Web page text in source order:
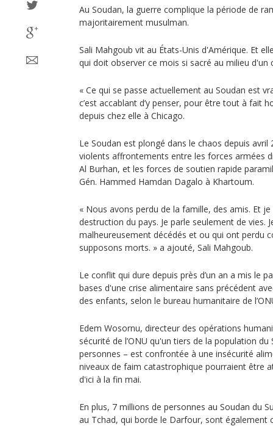
Au Soudan, la guerre complique la période de
majoritairement musulman.
Sali Mahgoub vit au États-Unis d'Amérique. Et
qui doit observer ce mois si sacré au milieu d'un
« Ce qui se passe actuellement au Soudan est
c’est accablant d’y penser, pour être tout à fait
depuis chez elle à Chicago.
Le Soudan est plongé dans le chaos depuis avril
violents affrontements entre les forces armées
Al Burhan, et les forces de soutien rapide
Gén. Hammed Hamdan Dagalo à Khartoum.
« Nous avons perdu de la famille, des amis. Et
destruction du pays. Je parle seulement de vies.
malheureusement décédés et ou qui ont perdu
supposons morts. » a ajouté, Sali Mahgoub.
Le conflit qui dure depuis près d’un an a mis le
bases d'une crise alimentaire sans précédent
des enfants, selon le bureau humanitaire de
Edem Wosornu, directeur des opérations
sécurité de l’ONU qu'un tiers de la population
personnes – est confrontée à une insécurité
niveaux de faim catastrophique pourraient être
d'ici à la fin mai.
En plus, 7 millions de personnes au Soudan du
au Tchad, qui borde le Darfour, sont également